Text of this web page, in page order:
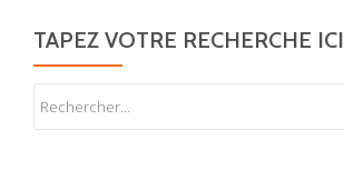
TAPEZ VOTRE RECHERCHE ICI